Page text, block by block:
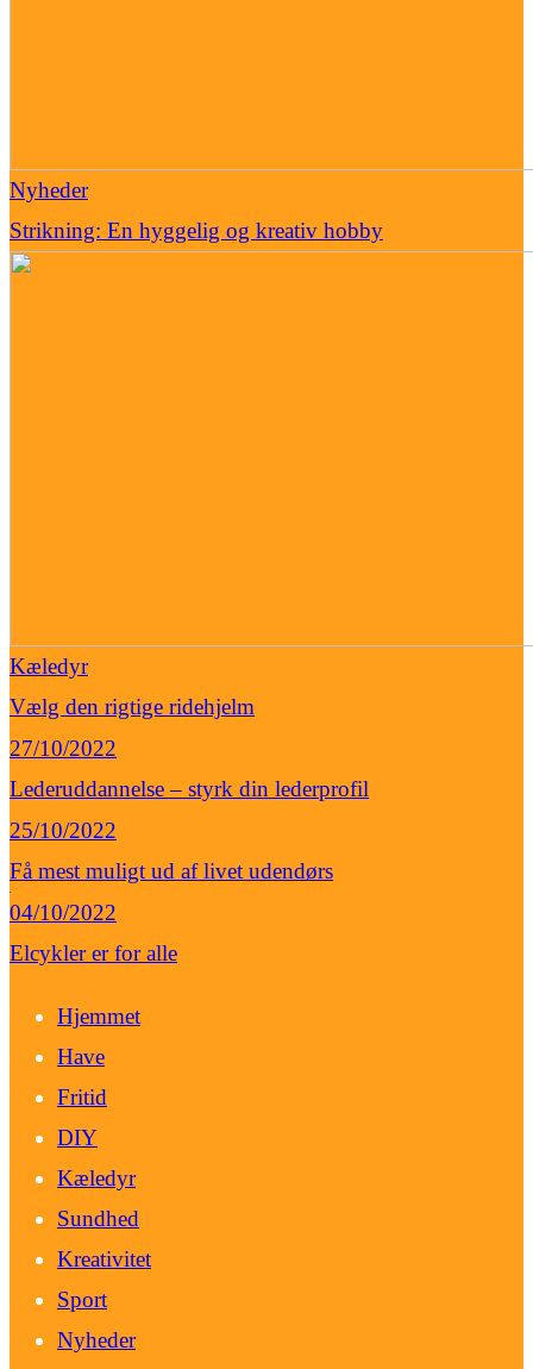
Nyheder
Strikning: En hyggelig og kreativ hobby
Kæledyr
Vælg den rigtige ridehjelm
27/10/2022
Lederuddannelse – styrk din lederprofil
25/10/2022
Få mest muligt ud af livet udendørs
04/10/2022
Elcykler er for alle
Hjemmet
Have
Fritid
DIY
Kæledyr
Sundhed
Kreativitet
Sport
Nyheder